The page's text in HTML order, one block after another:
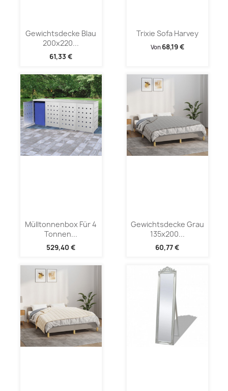
Gewichtsdecke Blau
200x220...
61,33 €
Trixie Sofa Harvey
Von 68,19 €
Mülltonnenbox Für 4
Tonnen...
529,40 €
Gewichtsdecke Grau
135x200...
60,77 €